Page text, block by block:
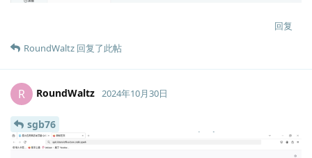
回复
RoundWaltz 回复了此帖
R RoundWaltz
Lv. 1
2024年10月30日
sgb76